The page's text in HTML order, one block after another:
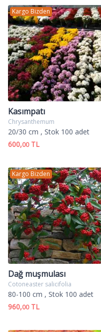
Kargo Bizden
Kasımpatı
Chrysanthemum
20/30 cm , Stok 100 adet
600,00TL
Kargo Bizden
Dağ muşmulası
Cotoneaster salicifolia
80-100 cm , Stok 100 adet
960,00TL